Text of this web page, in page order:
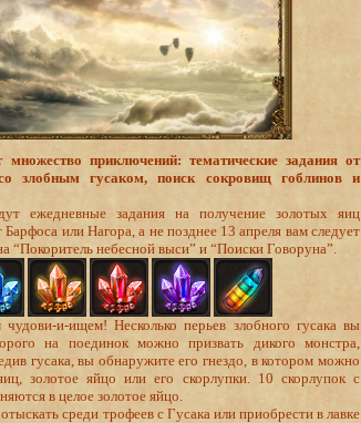
приключений: тематические задания от
злобным гусаком, поиск сокровищ гоблинов и
ежедневные задания на получение золотых яиц
или Нагора, а не позднее 13 апреля вам следует
“Покоритель небесной выси” и “Поиски Говоруна”.
и-ищем! Несколько перьев злобного гусака вы
на поединок можно призвать дикого монстра,
гусака, вы обнаружите его гнездо, в котором можно
золотое яйцо или его скорлупки. 10 скорлупок с
в целое золотое яйцо.
среди трофеев с Гусака или приобрести в лавке